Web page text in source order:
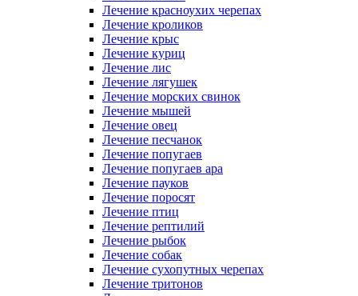
Лечение красноухих черепах
Лечение кроликов
Лечение крыс
Лечение куриц
Лечение лис
Лечение лягушек
Лечение морских свинок
Лечение мышей
Лечение овец
Лечение песчанок
Лечение попугаев
Лечение попугаев ара
Лечение пауков
Лечение поросят
Лечение птиц
Лечение рептилий
Лечение рыбок
Лечение собак
Лечение сухопутных черепах
Лечение тритонов